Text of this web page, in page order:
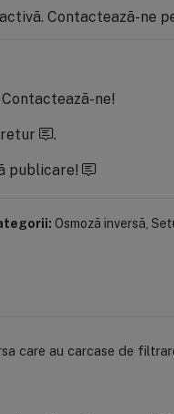
Contactează-ne
Contactează-ne!
.
publicare!
Osmoză inversă
care au carcase de